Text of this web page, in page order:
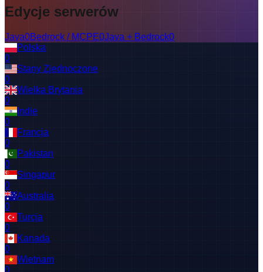
Edycje serwerów
Java0Bedrock / MCPE0Java + Bedrock0
Polska
0
Stany Zjednoczone
0
Wielka Brytania
0
Indie
0
Francja
0
Pakistan
0
Singapur
0
Australia
0
Turcja
0
Kanada
0
Wietnam
0